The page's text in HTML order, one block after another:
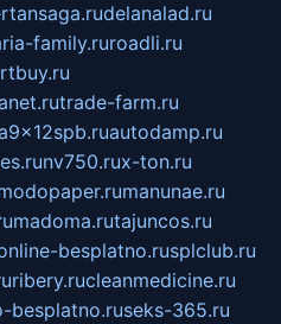
delanalad.ru
family.ruroadli.ru
trade-farm.ru
autodamp.ru
nv750.rux-ton.ru
manunae.ru
madoma.rutajuncos.ru
besplatno.rusplclub.ru
ribery.rucleanmedicine.ru
besplatno.ruseks-365.ru